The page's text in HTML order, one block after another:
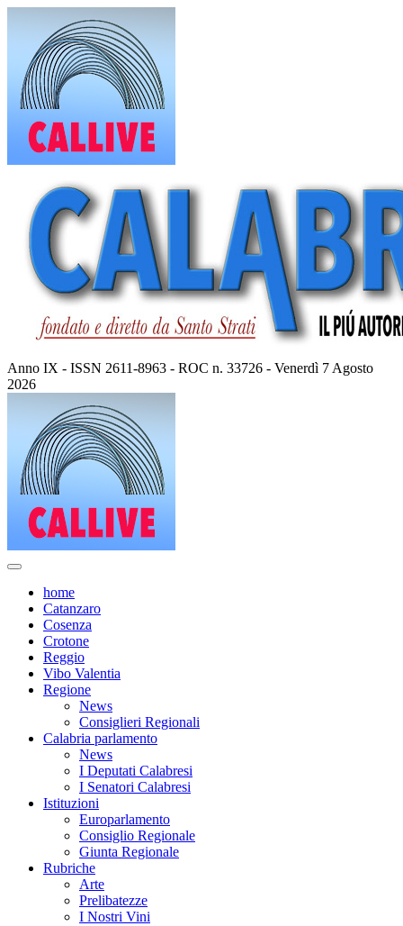
contenuto
Anno IX - ISSN 2611-8963 - ROC n. 33726 - Venerdì 7 Agosto
2026
home
Catanzaro
Cosenza
Crotone
Reggio
Vibo Valentia
Regione
News
Consiglieri Regionali
Calabria parlamento
News
I Deputati Calabresi
I Senatori Calabresi
Istituzioni
Europarlamento
Consiglio Regionale
Giunta Regionale
Rubriche
Arte
Prelibatezze
I Nostri Vini